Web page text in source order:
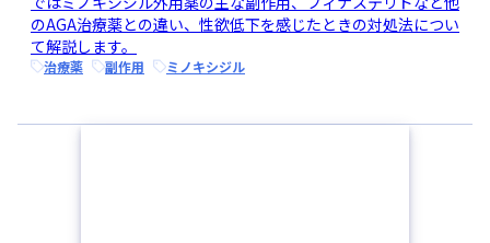
のAGA治療薬との違い、性欲低下を感じたときの対処法につい
て解説します。
治療薬 副作用 ミノキシジル